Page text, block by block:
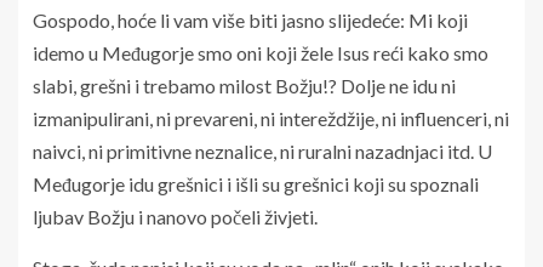
Gospodo, hoće li vam više biti jasno slijedeće: Mi koji
idemo u Međugorje smo oni koji žele Isus reći kako smo
slabi, grešni i trebamo milost Božju!? Dolje ne idu ni
izmanipulirani, ni prevareni, ni intereždžije, ni influenceri, ni
naivci, ni primitivne neznalice, ni ruralni nazadnjaci itd. U
Međugorje idu grešnici i išli su grešnici koji su spoznali
ljubav Božju i nanovo počeli živjeti.